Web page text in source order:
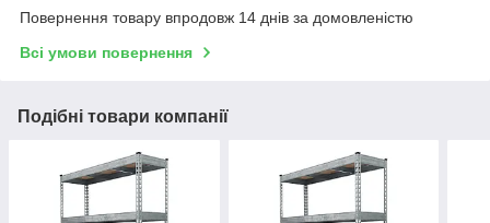
Повернення товару впродовж 14 днів за домовленістю
Всі умови повернення
Подібні товари компанії